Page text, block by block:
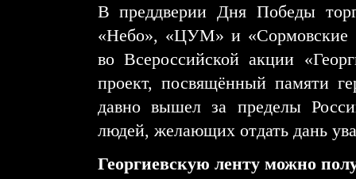
В преддверии Дня Победы
«Небо», «ЦУМ» и «Сормовские
во Всероссийской акции
проект, посвящённый памяти
давно вышел за пределы
людей, желающих отдать дань
Георгиевскую ленту можно